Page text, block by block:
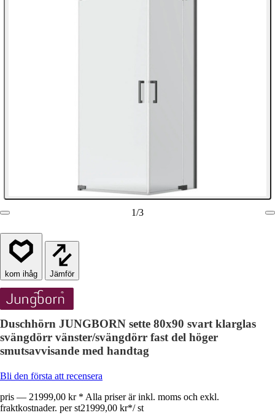
1/3
Jämför
Duschhörn JUNGBORN sette 80x90 svart klarglas
svängdörr vänster/svängdörr fast del höger
smutsavvisande med handtag
Bli den första att recensera
pris — 21999,00 kr * Alla priser är inkl. moms och exkl.
fraktkostnader. per st21999,00 kr*/ st